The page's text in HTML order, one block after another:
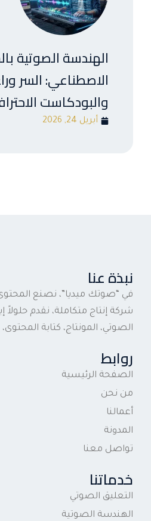
الهندسة الصوتية
الاصطناعي: السر وراء
والبودكاست الاحترافي 2026
أبريل 24, 2026
نبذة عنا
في “صوتك ميديا”، نصنع المحتوى
شركة إنتاج متكاملة، نقدم حلولاً
الصوتي، المونتاج، كتابة المحتوى،
روابط
الصفحة الرئيسية
من نحن
أعمالنا
المدونة
تواصل معنا
خدماتنا
التعليق الصوتي
الهندسة الصوتية